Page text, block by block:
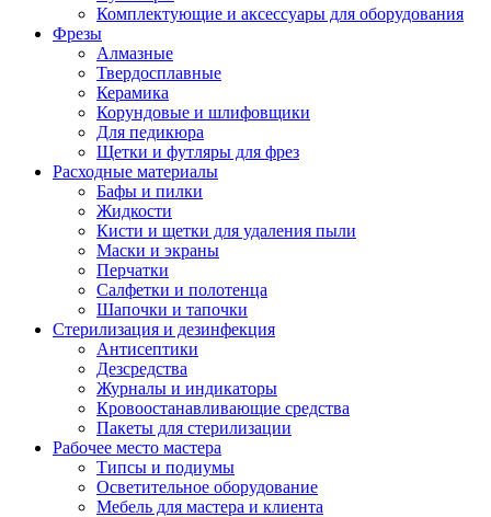
Комплектующие и аксессуары для оборудования
Фрезы
Алмазные
Твердосплавные
Керамика
Корундовые и шлифовщики
Для педикюра
Щетки и футляры для фрез
Расходные материалы
Бафы и пилки
Жидкости
Кисти и щетки для удаления пыли
Маски и экраны
Перчатки
Салфетки и полотенца
Шапочки и тапочки
Стерилизация и дезинфекция
Антисептики
Дезсредства
Журналы и индикаторы
Кровоостанавливающие средства
Пакеты для стерилизации
Рабочее место мастера
Типсы и подиумы
Осветительное оборудование
Мебель для мастера и клиента